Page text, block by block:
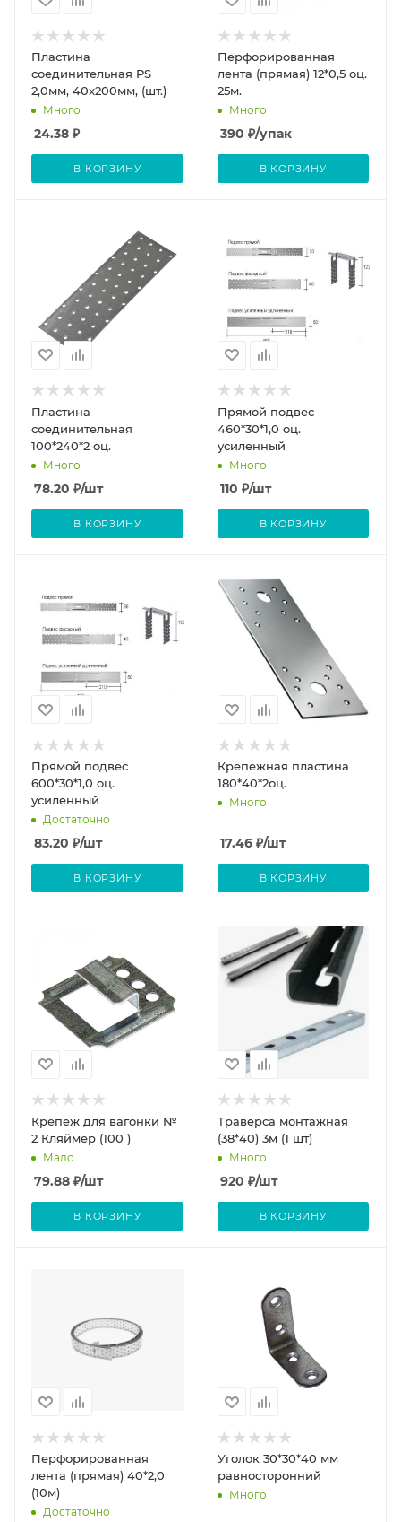
Пластина
соединительная PS
2,0мм, 40x200мм, (шт.)
Много
24.38 ₽
В КОРЗИНУ
Перфорированная
лента (прямая) 12*0,5 оц.
25м.
Много
390 ₽/упак
В КОРЗИНУ
Пластина
соединительная
100*240*2 оц.
Много
78.20 ₽/шт
В КОРЗИНУ
Прямой подвес
460*30*1,0 оц.
усиленный
Много
110 ₽/шт
В КОРЗИНУ
Прямой подвес
600*30*1,0 оц.
усиленный
Достаточно
83.20 ₽/шт
В КОРЗИНУ
Крепежная пластина
180*40*2оц.
Много
17.46₽/шт
В КОРЗИНУ
Крепеж для вагонки №
2 Кляймер (100 )
Мало
79.88 ₽/шт
В КОРЗИНУ
Траверса монтажная
(38*40) 3м (1 шт)
Много
920 ₽/шт
В КОРЗИНУ
Перфорированная
лента (прямая) 40*2,0
(10м)
Достаточно
Уголок 30*30*40 мм
равносторонний
Много